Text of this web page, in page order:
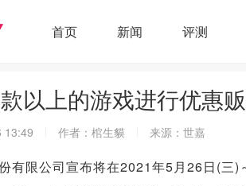
首页 新闻 评测
以上的游戏进行优惠
13:49 作者：棺生貘 来源：世嘉
限公司宣布将在2021年5月26日(三